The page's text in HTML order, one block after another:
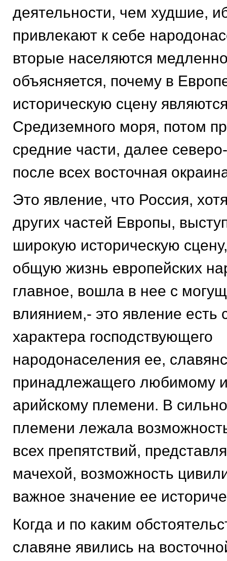
деятельности, чем худшие,
привлекают к себе
вторые населяются
объясняется, почему в
историческую сцену
Средиземного моря, потом
средние части, далее
после всех восточная
Это явление, что Россия,
других частей Европы,
широкую историческую
общую жизнь европейских
главное, вошла в нее с
влиянием,- это явление есть
характера господствующего
народонаселения ее,
принадлежащего любимому
арийскому племени. В
племени лежала
всех препятствий,
мачехой, возможность
важное значение ее
Когда и по каким
славяне явились на